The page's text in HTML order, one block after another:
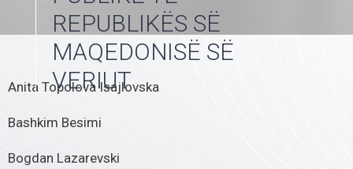
REPUBLIKËS SË
MAQEDONISË SË
VERIUT
Anita Topolova Isajlovska
Bashkim Besimi
Bogdan Lazarevski